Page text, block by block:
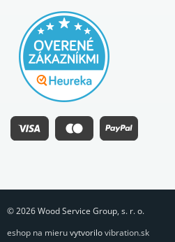
© 2026 Wood Service Group, s. r. o.
eshop na mieruvytvorilovibration.sk